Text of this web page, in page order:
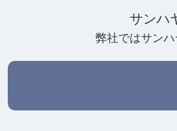
サンハ
弊社ではサン